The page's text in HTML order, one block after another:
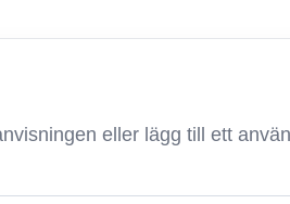
eller lägg till ett